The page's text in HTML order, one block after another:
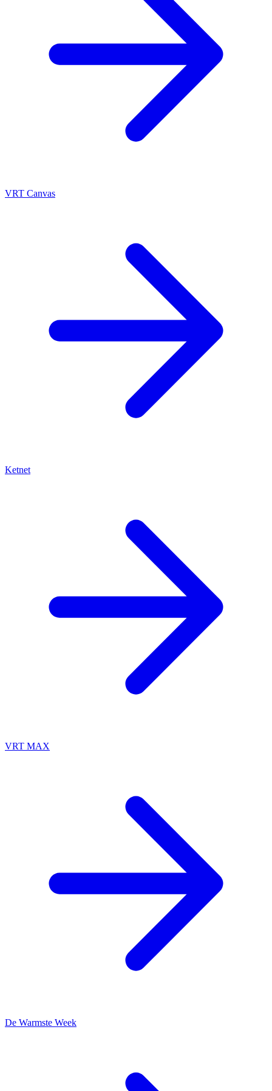
VRT Canvas
Ketnet
VRT MAX
De Warmste Week